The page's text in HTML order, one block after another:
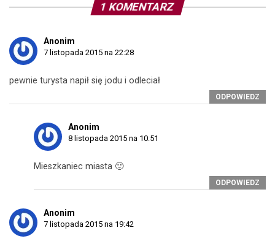
1 KOMENTARZ
Anonim
7 listopada 2015 na 22:28
pewnie turysta napił się jodu i odleciał
ODPOWIEDZ
Anonim
8 listopada 2015 na 10:51
Mieszkaniec miasta 🙂
ODPOWIEDZ
Anonim
7 listopada 2015 na 19:42